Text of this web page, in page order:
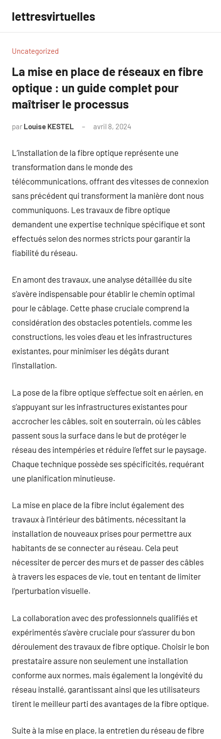
contenu
lettresvirtuelles
Uncategorized
La mise en place de réseaux en fibre
optique : un guide complet pour
maîtriser le processus
par Louise KESTEL avril 8, 2024
L’installation de la fibre optique représente une
transformation dans le monde des
télécommunications, offrant des vitesses de connexion
sans précédent qui transforment la manière dont nous
communiquons. Les travaux de fibre optique
demandent une expertise technique spécifique et sont
effectués selon des normes stricts pour garantir la
fiabilité du réseau.
En amont des travaux, une analyse détaillée du site
s’avère indispensable pour établir le chemin optimal
pour le câblage. Cette phase cruciale comprend la
considération des obstacles potentiels, comme les
constructions, les voies d’eau et les infrastructures
existantes, pour minimiser les dégâts durant
l’installation.
La pose de la fibre optique s’effectue soit en aérien, en
s’appuyant sur les infrastructures existantes pour
accrocher les câbles, soit en souterrain, où les câbles
passent sous la surface dans le but de protéger le
réseau des intempéries et réduire l’effet sur le paysage.
Chaque technique possède ses spécificités, requérant
une planification minutieuse.
La mise en place de la fibre inclut également des
travaux à l’intérieur des bâtiments, nécessitant la
installation de nouveaux prises pour permettre aux
habitants de se connecter au réseau. Cela peut
nécessiter de percer des murs et de passer des câbles
à travers les espaces de vie, tout en tentant de limiter
l’perturbation visuelle.
La collaboration avec des professionnels qualifiés et
expérimentés s’avère cruciale pour s’assurer du bon
déroulement des travaux de fibre optique. Choisir le bon
prestataire assure non seulement une installation
conforme aux normes, mais également la longévité du
réseau installé, garantissant ainsi que les utilisateurs
tirent le meilleur parti des avantages de la fibre optique.
Suite à la mise en place, la entretien du réseau de fibre